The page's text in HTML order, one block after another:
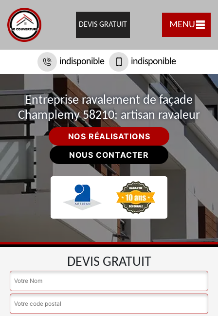
DEVIS GRATUIT MENU
indisponible indisponible
Entreprise ravalement de façade
Champlemy 58210: artisan ravaleur
NOS RÉALISATIONS
NOUS CONTACTER
DEVIS GRATUIT